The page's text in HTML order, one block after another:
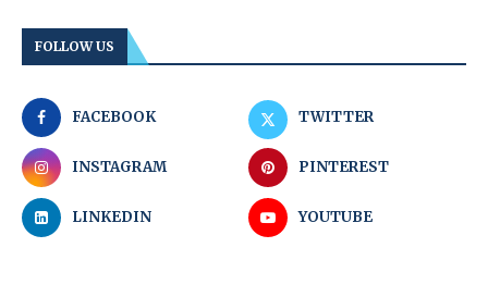
FOLLOW US
FACEBOOK TWITTER
INSTAGRAM PINTEREST
LINKEDIN YOUTUBE